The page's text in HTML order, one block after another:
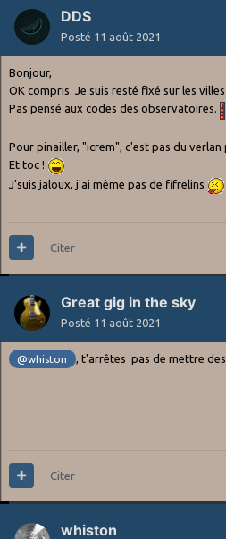
DDS
Posté 11 août 2021
Bonjour,
OK compris. Je suis resté fixé sur les
Pas pensé aux codes des observatoires.
Pour pinailler, "icrem", c'est pas du
Et toc !
J'suis jaloux, j'ai même pas de fifrelins
Citer
Great gig in the sky
Posté 11 août 2021
@whiston , t'arrêtes pas de mettre des
Citer
whiston